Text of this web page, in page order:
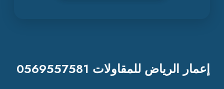
إعمار الرياض للمقاولات 0569557581